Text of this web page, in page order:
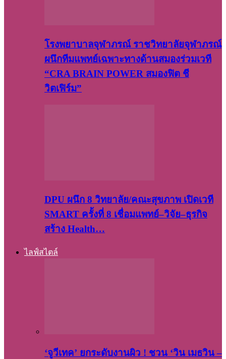
โรงพยาบาลจุฬาภรณ์ ราชวิทยาลัยจุฬาภรณ์
ผนึกทีมแพทย์เฉพาะทางด้านสมองร่วมเวที
“CRA BRAIN POWER สมองฟิต ชี
วิตเฟิร์ม”
DPU ผนึก 8 วิทยาลัย/คณะสุขภาพ เปิดเวที
SMART ครั้งที่ 8 เชื่อมแพทย์–วิจัย–ธุรกิจ
สร้าง Health…
ไลฟ์สไตล์
‘จูวีเทค’ ยกระดับงานผิว ! ชวน ‘วิน เมธวิน –